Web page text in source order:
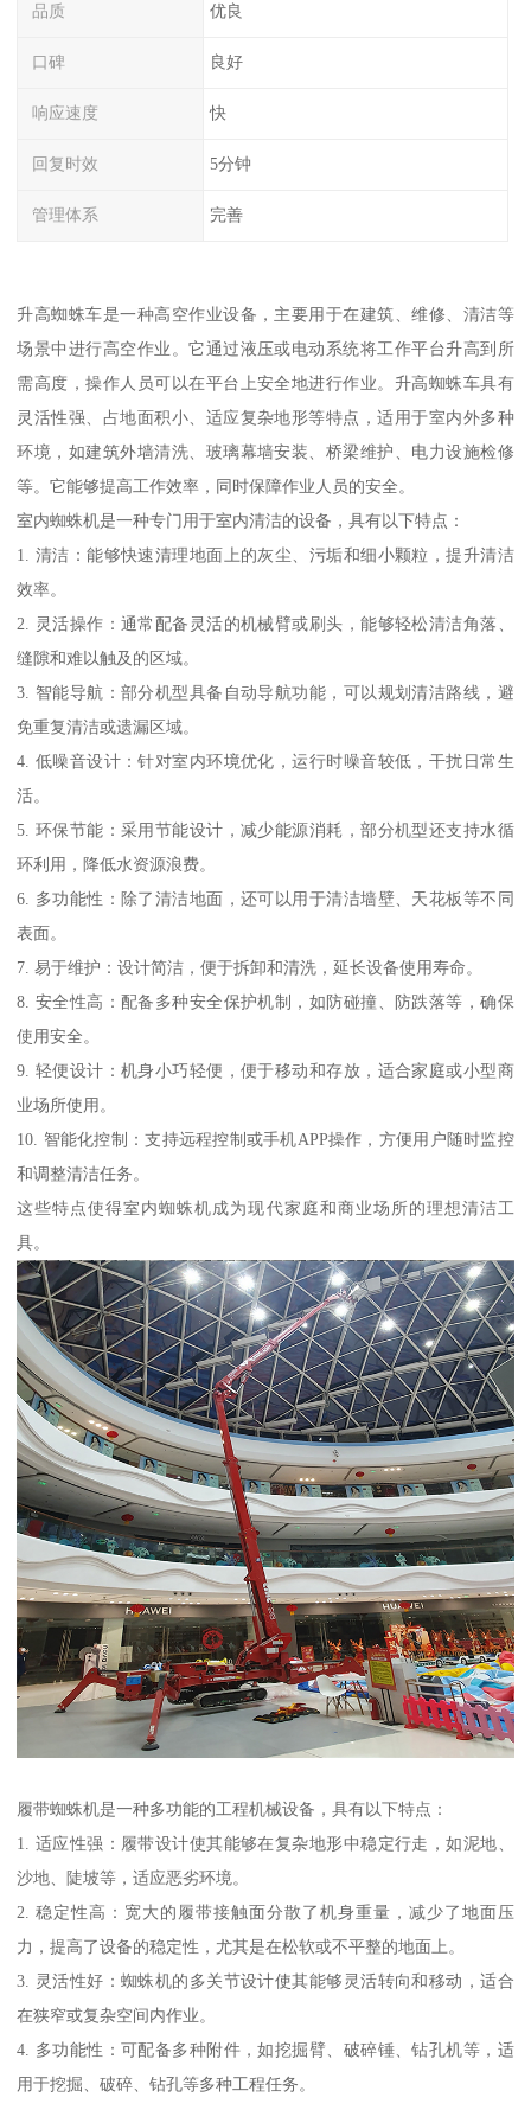
品质 优良
口碑 良好
响应速度 快
回复时效 5分钟
管理体系 完善
升高蜘蛛车是一种高空作业设备，主要用于在建筑、维修、清洁等
场景中进行高空作业。它通过液压或电动系统将工作平台升高到所
需高度，操作人员可以在平台上安全地进行作业。升高蜘蛛车具有
灵活性强、占地面积小、适应复杂地形等特点，适用于室内外多种
环境，如建筑外墙清洗、玻璃幕墙安装、桥梁维护、电力设施检修
等。它能够提高工作效率，同时保障作业人员的安全。
室内蜘蛛机是一种专门用于室内清洁的设备，具有以下特点：
1. 清洁：能够快速清理地面上的灰尘、污垢和细小颗粒，提升清洁
效率。
2. 灵活操作：通常配备灵活的机械臂或刷头，能够轻松清洁角落、
缝隙和难以触及的区域。
3. 智能导航：部分机型具备自动导航功能，可以规划清洁路线，避
免重复清洁或遗漏区域。
4. 低噪音设计：针对室内环境优化，运行时噪音较低，干扰日常生
活。
5. 环保节能：采用节能设计，减少能源消耗，部分机型还支持水循
环利用，降低水资源浪费。
6. 多功能性：除了清洁地面，还可以用于清洁墙壁、天花板等不同
表面。
7. 易于维护：设计简洁，便于拆卸和清洗，延长设备使用寿命。
8. 安全性高：配备多种安全保护机制，如防碰撞、防跌落等，确保
使用安全。
9. 轻便设计：机身小巧轻便，便于移动和存放，适合家庭或小型商
业场所使用。
10. 智能化控制：支持远程控制或手机APP操作，方便用户随时监控
和调整清洁任务。
这些特点使得室内蜘蛛机成为现代家庭和商业场所的理想清洁工
具。
履带蜘蛛机是一种多功能的工程机械设备，具有以下特点：
1. 适应性强：履带设计使其能够在复杂地形中稳定行走，如泥地、
沙地、陡坡等，适应恶劣环境。
2. 稳定性高：宽大的履带接触面分散了机身重量，减少了地面压
力，提高了设备的稳定性，尤其是在松软或不平整的地面上。
3. 灵活性好：蜘蛛机的多关节设计使其能够灵活转向和移动，适合
在狭窄或复杂空间内作业。
4. 多功能性：可配备多种附件，如挖掘臂、破碎锤、钻孔机等，适
用于挖掘、破碎、钻孔等多种工程任务。